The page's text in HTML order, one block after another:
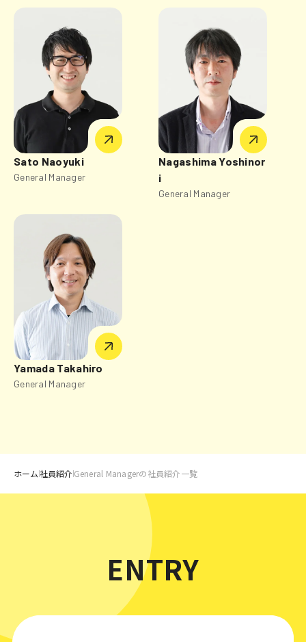
Sato Naoyuki
General Manager
Nagashima Yoshinor
i
General Manager
Yamada Takahiro
General Manager
ホーム社員紹介General Managerの社員紹介一覧
ENTRY